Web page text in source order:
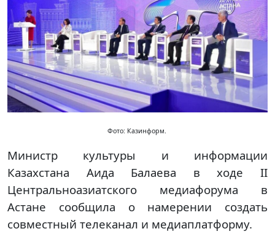
Фото: Казинформ.
Министр культуры и информации
Казахстана Аида Балаева в ходе II
Центральноазиатского медиафорума в
Астане сообщила о намерении создать
совместный телеканал и медиаплатформу.